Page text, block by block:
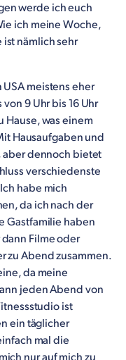
werde ich euch
ich meine Woche,
nämlich sehr
meistens eher
9 Uhr bis 16 Uhr
Hause, was einem
Hausaufgaben und
aber dennoch bietet
verschiedenste
habe mich
da ich nach der
Gastfamilie haben
Filme oder
zu Abend zusammen.
da meine
jeden Abend von
ist
ein täglicher
mal die